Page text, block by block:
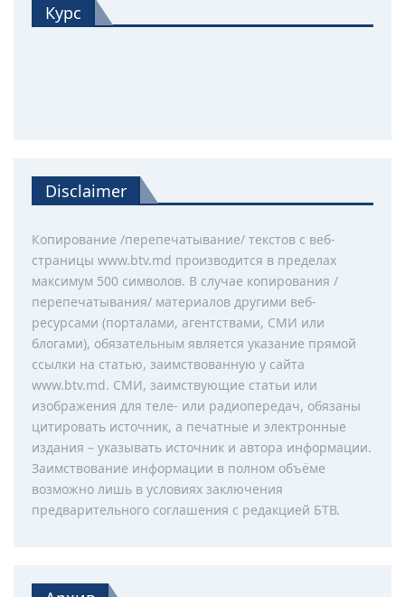
Курс
Disclaimer
Копирование /перепечатывание/ текстов с веб-
страницы www.btv.md производится в пределах
максимум 500 символов. В случае копирования /
перепечатывания/ материалов другими веб-
ресурсами (порталами, агентствами, СМИ или
блогами), обязательным является указание прямой
ссылки на статью, заимствованную у сайта
www.btv.md. СМИ, заимствующие статьи или
изображения для теле- или радиопередач, обязаны
цитировать источник, а печатные и электронные
издания – указывать источник и автора информации.
Заимствование информации в полном объёме
возможно лишь в условиях заключения
предварительного соглашения с редакцией БТВ.